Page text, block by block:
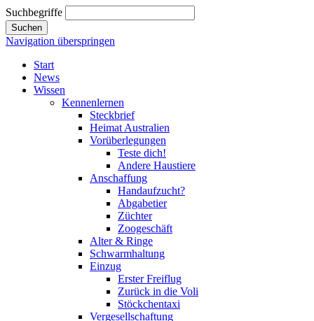
Suchbegriffe
Suchen
Navigation überspringen
Start
News
Wissen
Kennenlernen
Steckbrief
Heimat Australien
Vorüberlegungen
Teste dich!
Andere Haustiere
Anschaffung
Handaufzucht?
Abgabetier
Züchter
Zoogeschäft
Alter & Ringe
Schwarmhaltung
Einzug
Erster Freiflug
Zurück in die Voli
Stöckchentaxi
Vergesellschaftung